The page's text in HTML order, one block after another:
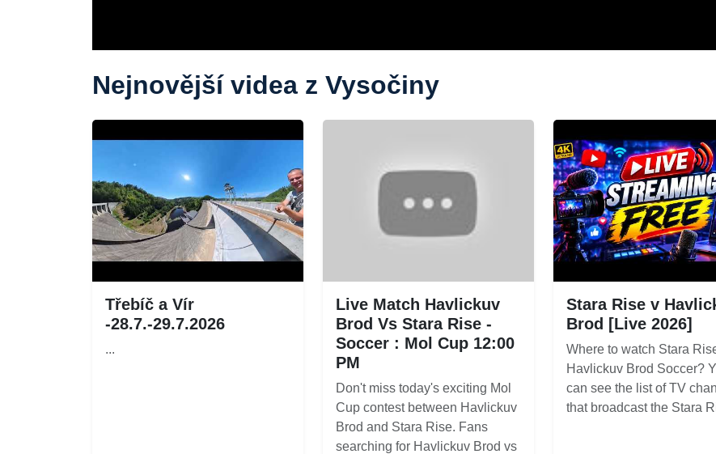
Nejnovější videa z Vysočiny
Třebíč a Vír
-28.7.-29.7.2026
...
Live Match Havlickuv
Brod Vs Stara Rise -
Soccer : Mol Cup 12:00
PM
Don't miss today's exciting Mol
Cup contest between Havlickuv
Brod and Stara Rise. Fans
searching for Havlickuv Brod vs
Stara Rise v
Brod [Live 2026]
Where to watch Stara
Havlickuv Brod Soccer?
can see the list of TV
that broadcast the Stara